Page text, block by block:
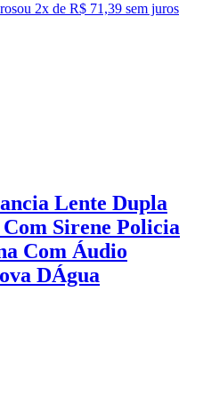
ou 2x de R$ 71,39 sem juros
Lente Dupla
Sirene Policia
Com Áudio
DÁgua